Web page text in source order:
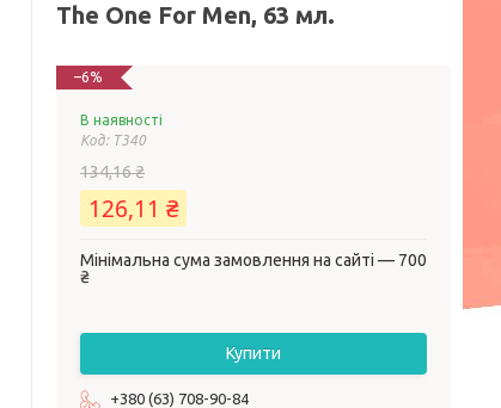
The One For Men, 63 мл.
–6%
В наявності
Код: T340
134,16 ₴
126,11 ₴
Мінімальна сума замовлення на сайті — 700
₴
Купити
+380 (63) 708-90-84